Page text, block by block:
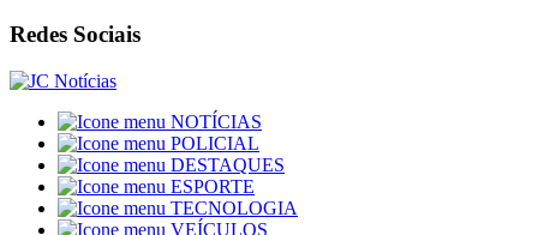
Redes Sociais
NOTÍCIAS
POLICIAL
DESTAQUES
ESPORTE
TECNOLOGIA
VEÍCULOS